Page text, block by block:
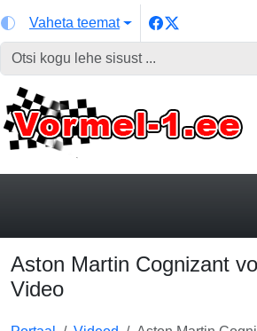
Vaheta teemat
Aston Martin Cognizant
Video